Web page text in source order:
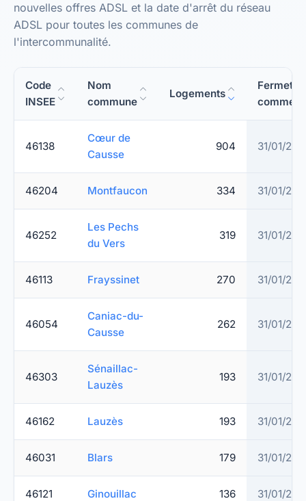
nouvelles offres ADSL et la date d'arrêt du réseau
ADSL pour toutes les communes de
l'intercommunalité.
Code
INSEE
Nom
commune
Logements
46138
Cœur de
Causse
904 31/01/
46204 Montfaucon 334 31/01/
46252
Les Pechs
du Vers
319 31/01/
46113 Frayssinet 270 31/01/
46054
Caniac-du-
Causse
262 31/01/
46303
Sénaillac-
Lauzès
193 31/01/
46162 Lauzès 193 31/01/
46031 Blars 179 31/01/
46121 Ginouillac 136 31/01/